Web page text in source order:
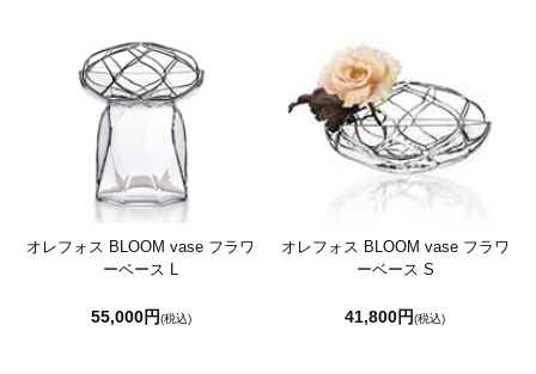
オレフォス BLOOM vase フラワ
ーベース L
55,000円(税込)
オレフォス BLOOM vase フラワ
ーベース S
41,800円(税込)